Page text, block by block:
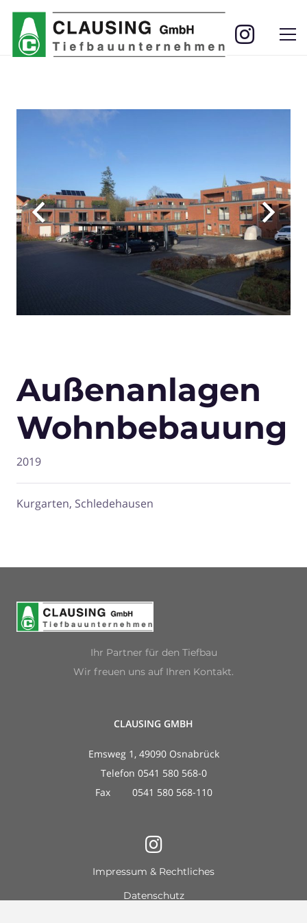
Außenanlagen
Wohnbebauung
2019
Kurgarten, Schledehausen
Ihr Partner für den Tiefbau
Wir freuen uns auf Ihren Kontakt.
CLAUSING GMBH
Emsweg 1, 49090 Osnabrück
Telefon 0541 580 568-0
Fax 0541 580 568-110
Impressum & Rechtliches
Datenschutz